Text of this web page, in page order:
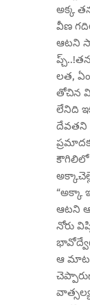
అక్క
వీణ
ఆటని
లత,
తోచిన
లేనిది
దేవతని
కౌగిలిలో
“అక్కా
ఆటని
నోరు
ఆ మాట